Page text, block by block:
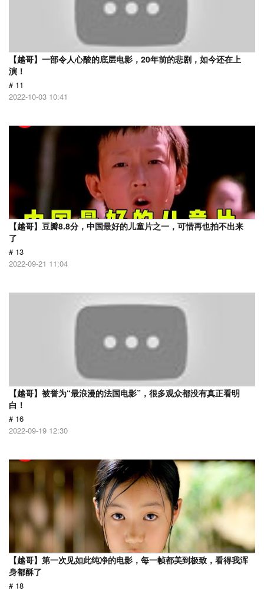
【越哥】一部令人心酸的底层电影，20年前的悲剧，如今还在上
演！
# 11
2022-10-03 10:41
【越哥】豆瓣8.8分，中国最好的儿童片之一，可惜再也拍不出来
了
# 13
2022-09-21 11:04
【越哥】被誉为“最浪漫的法国电影”，很多观众都没有真正看明
白！
# 16
2022-09-19 12:30
【越哥】第一次见如此纯净的电影，每一帧都美到极致，看得我浑
身都酥了
# 18